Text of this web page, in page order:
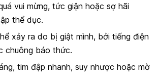
vui mừng, tức giận hoặc sợ hãi
thể dục.
xảy ra do bị giật mình, bởi tiếng điện
chuông báo thức.
tim đập nhanh, suy nhược hoặc mờ